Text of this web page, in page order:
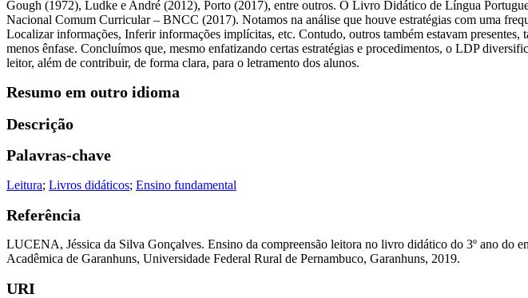
Gough (1972), Ludke e André (2012), Porto (2017), entre outros. O Livro Didático de Língua
Nacional Comum Curricular – BNCC (2017). Notamos na análise que houve estratégias com uma
Localizar informações, Inferir informações implícitas, etc. Contudo, outros também estavam
menos ênfase. Concluímos que, mesmo enfatizando certas estratégias e procedimentos, o LDP
leitor, além de contribuir, de forma clara, para o letramento dos alunos.
Resumo em outro idioma
Descrição
Palavras-chave
Leitura; Livros didáticos; Ensino fundamental
Referência
LUCENA, Jéssica da Silva Gonçalves. Ensino da compreensão leitora no livro didático do 3º ano do
Acadêmica de Garanhuns, Universidade Federal Rural de Pernambuco, Garanhuns, 2019.
URI